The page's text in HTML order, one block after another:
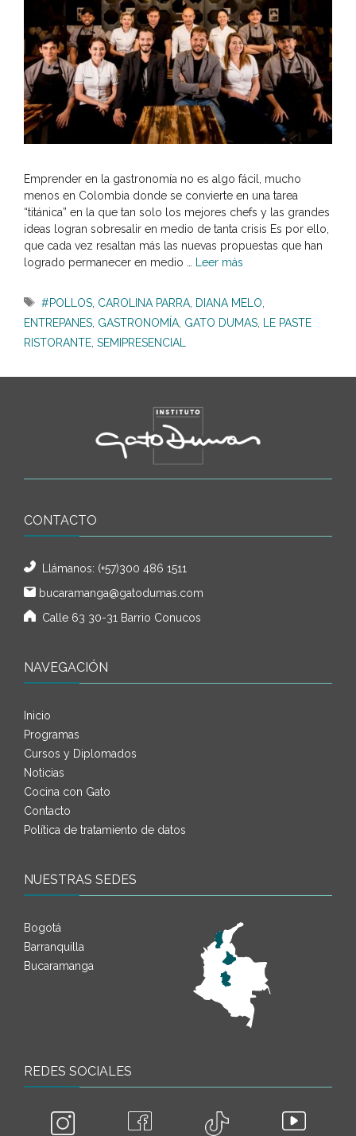
Emprender en la gastronomía no es algo fácil, mucho
menos en Colombia donde se convierte en una tarea
“titánica” en la que tan solo los mejores chefs y las grandes
ideas logran sobresalir en medio de tanta crisis Es por ello,
que cada vez resaltan más las nuevas propuestas que han
logrado permanecer en medio … Leer más
Etiquetas
#POLLOS CAROLINA PARRA DIANA MELO
ENTREPANES GASTRONOMÍA GATO DUMAS LE PASTE
RISTORANTE SEMIPRESENCIAL
CONTACTO
Llámanos: (+57)300 486 1511
bucaramanga@gatodumas.com
Calle 63 30-31 Barrio Conucos
NAVEGACIÓN
Inicio
Programas
Cursos y Diplomados
Noticias
Cocina con Gato
Contacto
Política de tratamiento de datos
NUESTRAS SEDES
Bogotá
Barranquilla
Bucaramanga
REDES SOCIALES